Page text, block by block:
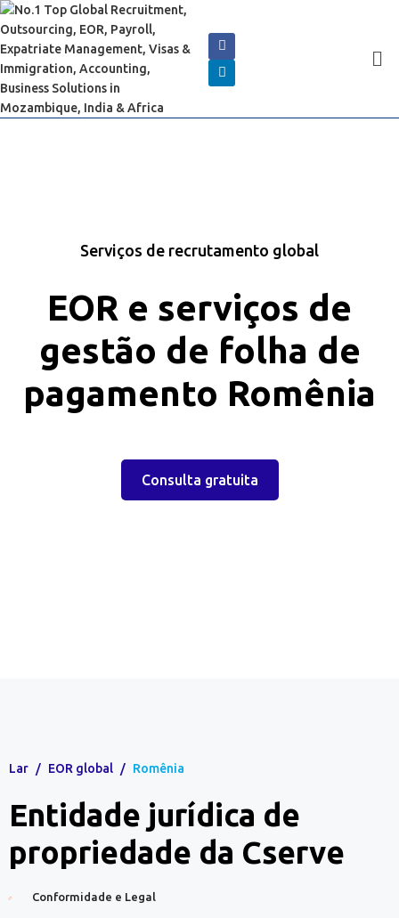
Serviços de recrutamento global
EOR e serviços de
gestão de folha de
pagamento Romênia
Consulta gratuita
Lar / EOR global / Romênia
Entidade jurídica de
propriedade da Cserve
Conformidade e Legal